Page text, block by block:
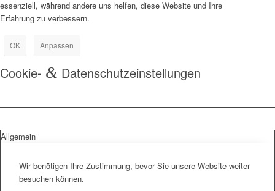
essenziell, während andere uns helfen, diese Website und Ihre
Erfahrung zu verbessern.
OK Anpassen
Cookie- & Datenschutzeinstellungen
Allgemein
Wir benötigen Ihre Zustimmung, bevor Sie unsere Website weiter
besuchen können.